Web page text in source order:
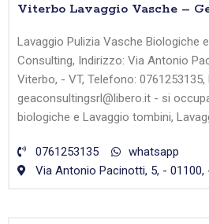
Viterbo Lavaggio Vasche –
Lavaggio Pulizia Vasche Biologiche
Consulting, Indirizzo: Via Antonio
Viterbo, - VT, Telefono: 0761253135,
geaconsultingsrl@libero.it - si
biologiche e Lavaggio tombini,
0761253135
whatsapp
Via Antonio Pacinotti, 5, - 01100,